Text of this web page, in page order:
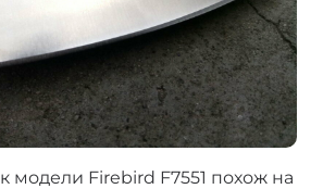
модели Firebird F7551 похож на